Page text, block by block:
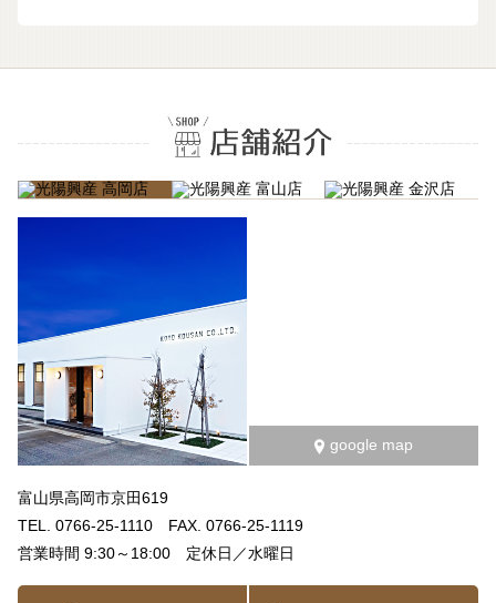
google map
富山県高岡市京田619
TEL. 0766-25-1110 FAX. 0766-25-1119
営業時間 9:30～18:00 定休日／水曜日